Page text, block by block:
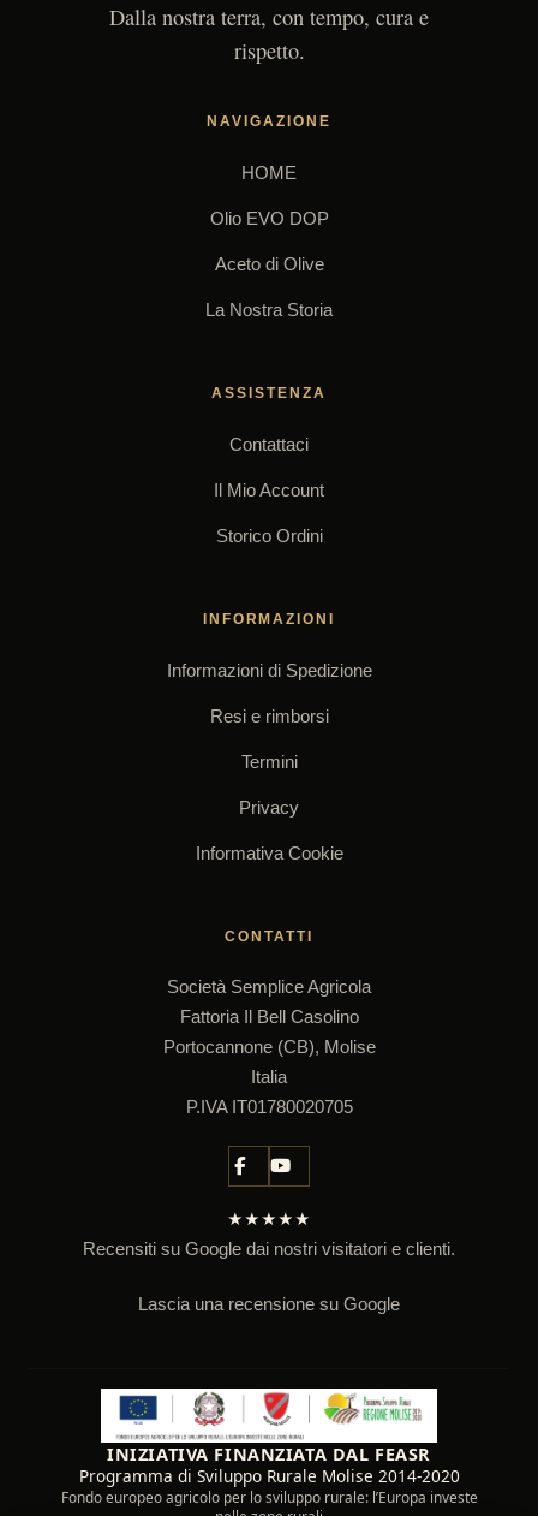
Dalla nostra terra, con tempo, cura e
rispetto.
NAVIGAZIONE
HOME
Olio EVO DOP
Aceto di Olive
La Nostra Storia
ASSISTENZA
Contattaci
Il Mio Account
Storico Ordini
INFORMAZIONI
Informazioni di Spedizione
Resi e rimborsi
Termini
Privacy
Informativa Cookie
CONTATTI
Società Semplice Agricola
Fattoria Il Bell Casolino
Portocannone (CB), Molise
Italia
P.IVA IT01780020705
★★★★★
Recensiti su Google dai nostri visitatori e clienti.
Lascia una recensione su Google
INIZIATIVA FINANZIATA DAL FEASR
Programma di Sviluppo Rurale Molise 2014-2020
Fondo europeo agricolo per lo sviluppo rurale: l’Europa investe